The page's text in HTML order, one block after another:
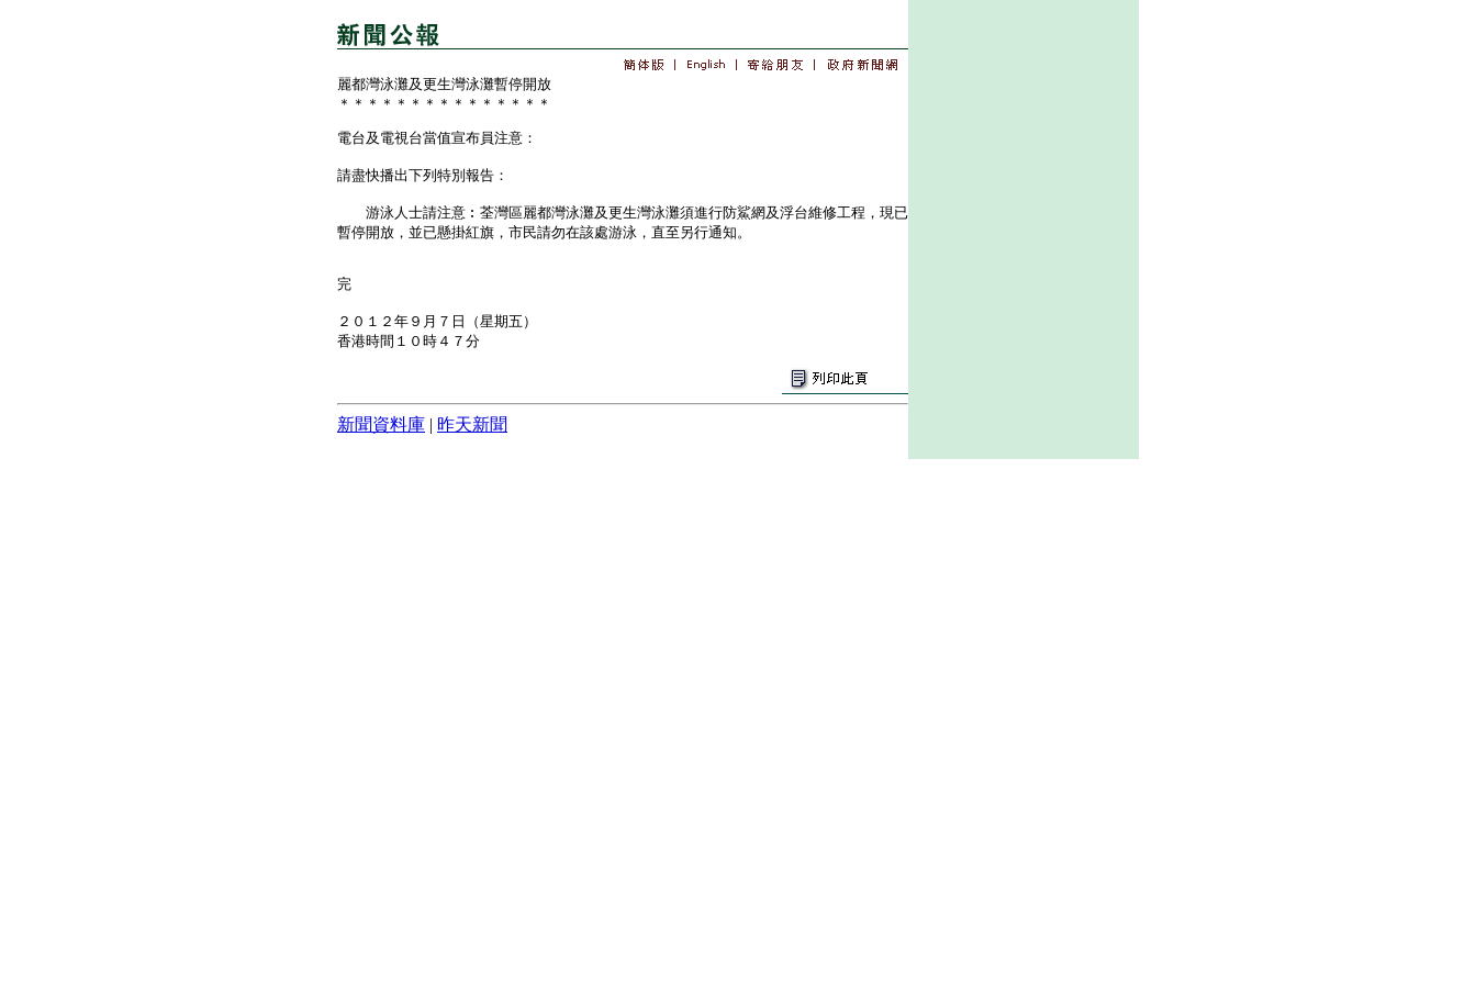
麗都灣泳灘及更生灣泳灘暫停開放
＊＊＊＊＊＊＊＊＊＊＊＊＊＊＊
電台及電視台當值宣布員注意：
請盡快播出下列特別報告：
游泳人士請注意︰荃灣區麗都灣泳灘及更生灣泳灘須進行防鯊網及浮台維修工程，現已
暫停開放，並已懸掛紅旗，市民請勿在該處游泳，直至另行通知。
完
２０１２年９月７日（星期五）
香港時間１０時４７分
新聞資料庫 | 昨天新聞